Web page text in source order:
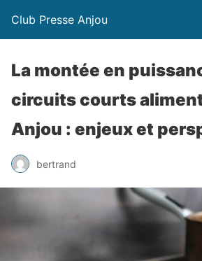
Club Presse Anjou
La montée en
circuits courts
Anjou : enjeux et
bertrand